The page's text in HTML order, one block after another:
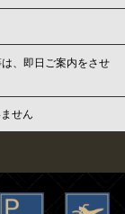
、即日ご案内をさせ
せん